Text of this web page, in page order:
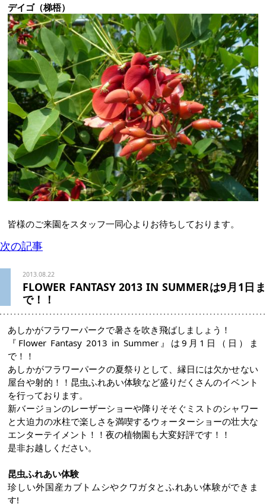
デイゴ（梯梧）
皆様のご来園をスタッフ一同心よりお待ちしております。
次の記事
2013.08.22
FLOWER FANTASY 2013 IN SUMMERは9月1日ま
で！！
あしかがフラワーパークで暑さを吹き飛ばしましょう！
『Flower Fantasy 2013 in Summer』は9月1日（日）ま
で！！
あしかがフラワーパークの夏祭りとして、縁日には欠かせない
屋台や射的！！昆虫ふれあい体験など盛りだくさんのイベント
を行っております。
新バージョンのレーザーショーや降りそそぐミストのシャワー
と大迫力の水柱で楽しさを満喫するウォーターショーの壮大な
エンターテイメント！！夜の植物園も大変好評です！！
是非お越しください。
昆虫ふれあい体験
珍しい外国産カブトムシやクワガタとふれあい体験ができま
す!